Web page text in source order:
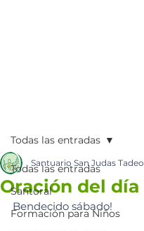
Todas las entradas
Santoral
Formación para Niños
Todas las entradas
Oración del día
Santuario San Judas Tadeo
Bendecido sábado!